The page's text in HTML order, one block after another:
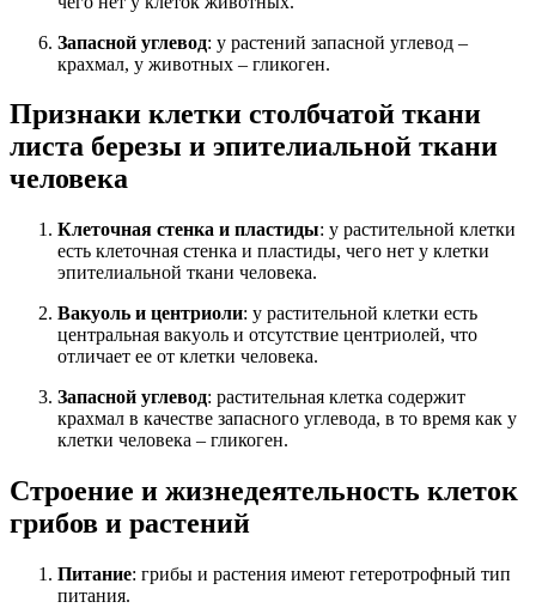
Запасной углевод: у растений запасной углевод –
крахмал, у животных – гликоген.
Признаки клетки столбчатой ткани
листа березы и эпителиальной ткани
человека
Клеточная стенка и пластиды: у растительной клетки
есть клеточная стенка и пластиды, чего нет у клетки
эпителиальной ткани человека.
Вакуоль и центриоли: у растительной клетки есть
центральная вакуоль и отсутствие центриолей, что
отличает ее от клетки человека.
Запасной углевод: растительная клетка содержит
крахмал в качестве запасного углевода, в то время как у
клетки человека – гликоген.
Строение и жизнедеятельность клеток
грибов и растений
Питание: грибы и растения имеют гетеротрофный тип
питания.